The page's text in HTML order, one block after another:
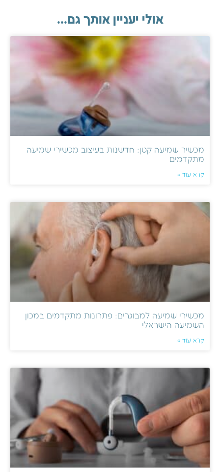
אולי יעניין אותך גם...
מכשיר שמיעה קטן: חדשנות בעיצוב מכשירי שמיעה
מתקדמים
קרא עוד »
מכשירי שמיעה למבוגרים: פתרונות מתקדמים במכון
השמיעה הישראלי
קרא עוד »